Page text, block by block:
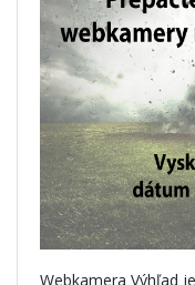
Webkamera Výhľad